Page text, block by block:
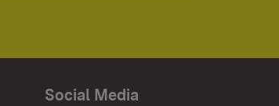
Social Media